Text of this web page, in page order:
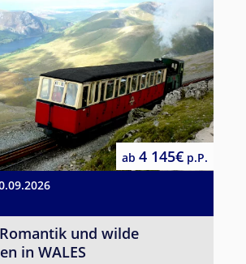
ab 4 145€ p.P.
und wilde
in WALES